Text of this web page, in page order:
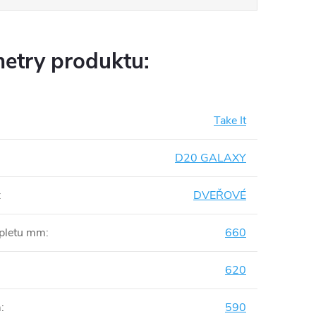
produktu:
Take It
D20 GALAXY
DVEŘOVÉ
mm: 660
620
: 590